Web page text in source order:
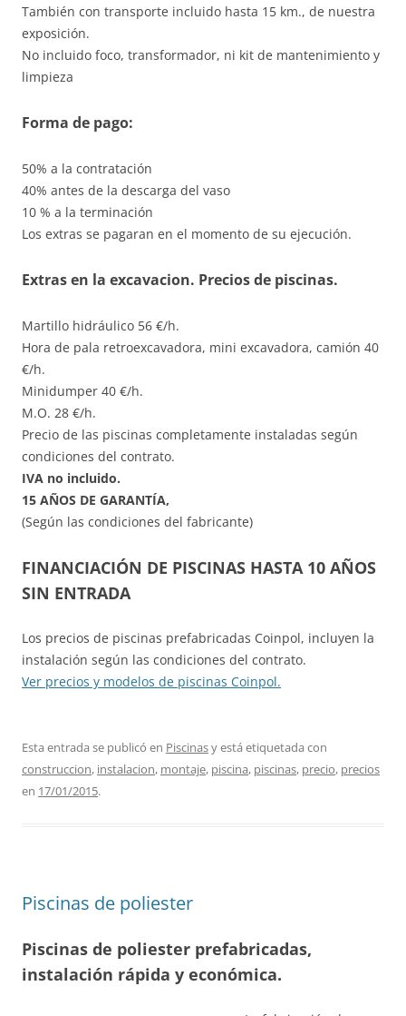
También con transporte incluido hasta 15 km., de nuestra
exposición.
No incluido foco, transformador, ni kit de mantenimiento y
limpieza
Forma de pago:
50% a la contratación
40% antes de la descarga del vaso
10 % a la terminación
Los extras se pagaran en el momento de su ejecución.
Extras en la excavacion. Precios de piscinas.
Martillo hidráulico 56 €/h.
Hora de pala retroexcavadora, mini excavadora, camión 40
€/h.
Minidumper 40 €/h.
M.O. 28 €/h.
Precio de las piscinas completamente instaladas según
condiciones del contrato.
IVA no incluido.
15 AÑOS DE GARANTÍA,
(Según las condiciones del fabricante)
FINANCIACIÓN DE PISCINAS HASTA 10 AÑOS
SIN ENTRADA
Los precios de piscinas prefabricadas Coinpol, incluyen la
instalación según las condiciones del contrato.
Ver precios y modelos de piscinas Coinpol.
Esta entrada se publicó en Piscinasy está etiquetada con
construccion, instalacion, montaje, piscina, piscinas, precio, precios
en 17/01/2015.
Piscinas de poliester
Piscinas de poliester prefabricadas,
instalación rápida y económica.